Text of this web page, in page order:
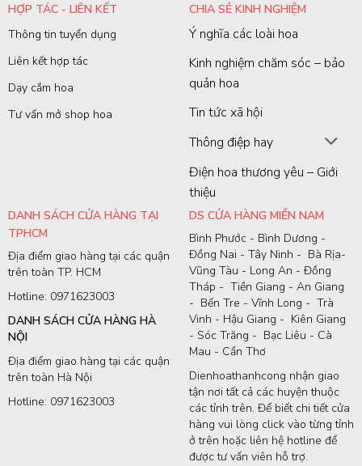
HỢP TÁC - LIÊN KẾT
Thông tin tuyển dụng
Liên kết hợp tác
Dạy cắm hoa
Tư vấn mở shop hoa
CHIA SẺ KINH NGHIỆM
Ý nghĩa các loài hoa
Kinh nghiệm chăm sóc – bảo
quản hoa
Tin tức xã hội
Thông điệp hay
Điện hoa thương yêu – Giới
thiệu
DANH SÁCH CỬA HÀNG TẠI
TPHCM
Địa điểm giao hàng tại các quận
trên toàn TP. HCM
Hotline: 0971623003
DANH SÁCH CỬA HÀNG HÀ
NỘI
Địa điểm giao hàng tại các quận
trên toàn Hà Nội
Hotline: 0971623003
DS CỬA HÀNG MIỀN NAM
Bình Phước - Bình Dương -
Đồng Nai - Tây Ninh - Bà Rịa-
Vũng Tàu - Long An - Đồng
Tháp - Tiền Giang - An Giang
- Bến Tre - Vĩnh Long - Trà
Vinh - Hậu Giang - Kiên Giang
- Sóc Trăng - Bạc Liêu - Cà
Mau - Cần Thơ
Dienhoathanhcong nhận giao
tận nơi tất cả các huyện thuộc
các tỉnh trên. Để biết chi tiết cửa
hàng vui lòng click vào từng tỉnh
ở trên hoặc liên hệ hotline để
được tư vấn viên hỗ trợ.